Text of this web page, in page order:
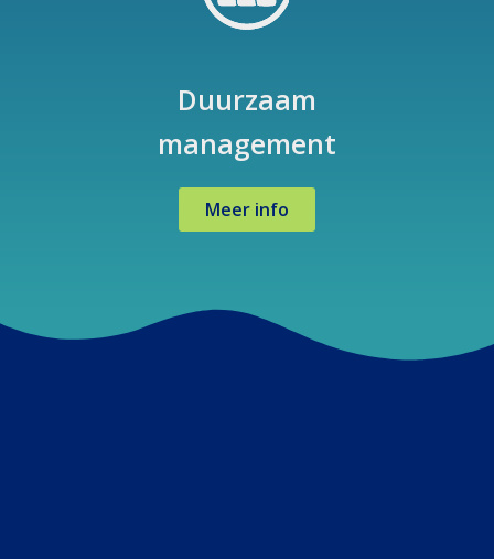
Duurzaam
management
Meer info